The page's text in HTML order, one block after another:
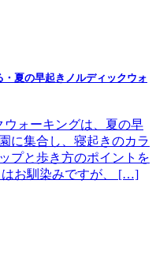
・夏の早起きノルディックウォ
ウォーキングは、夏の早
に集合し、寝起きのカラ
プと歩き方のポイントを
はお馴染みですが、 […]